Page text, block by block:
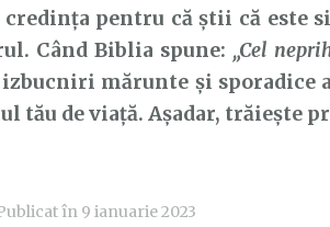
pentru că știi că este
Când Biblia spune: „Cel
izbucniri mărunte și sporadice
tău de viață. Așadar, trăiește
în 9 ianuarie 2023